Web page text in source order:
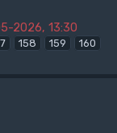
2026, 13:30
158 159 160